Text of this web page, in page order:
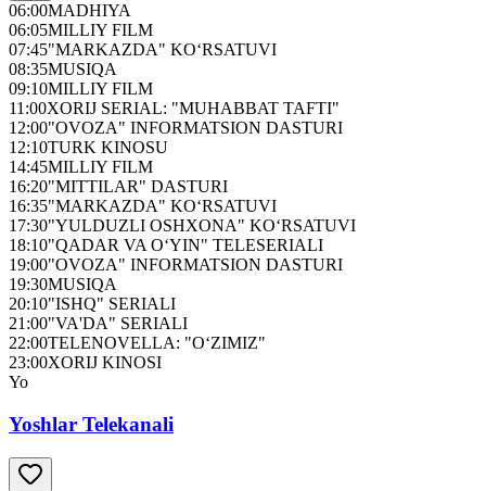
06:00MADHIYA
06:05MILLIY FILM
07:45"MARKAZDA" KO‘RSATUVI
08:35MUSIQA
09:10MILLIY FILM
11:00XORIJ SERIAL: "MUHABBAT TAFTI"
12:00"OVOZA" INFORMATSION DASTURI
12:10TURK KINOSU
14:45MILLIY FILM
16:20"MITTILAR" DASTURI
16:35"MARKAZDA" KO‘RSATUVI
17:30"YULDUZLI OSHXONA" KO‘RSATUVI
18:10"QADAR VA O‘YIN" TELESERIALI
19:00"OVOZA" INFORMATSION DASTURI
19:30MUSIQA
20:10"ISHQ" SERIALI
21:00"VA'DA" SERIALI
22:00TELENOVELLA: "O‘ZIMIZ"
23:00XORIJ KINOSI
Yo
Yoshlar Telekanali